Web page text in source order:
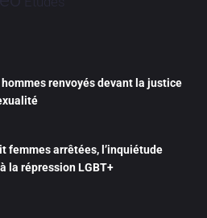
renvoyés devant la justice
femmes arrêtées, l’inquiétude
la répression LGBT+